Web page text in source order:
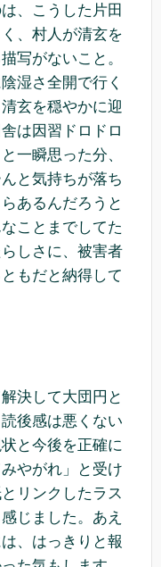
、こうした片田
、村人が清玄を
写がないこと。
湿さ全開で行く
玄を穏やかに迎
は因習ドロドロ
一瞬思った分、
と気持ちが落ち
あるんだろうと
ことまでしてた
しさに、被害者
もだと納得して
決して大団円と
後感は悪くない
と今後を正確に
やがれ」と受け
リンクしたラス
じました。あえ
、はっきりと報